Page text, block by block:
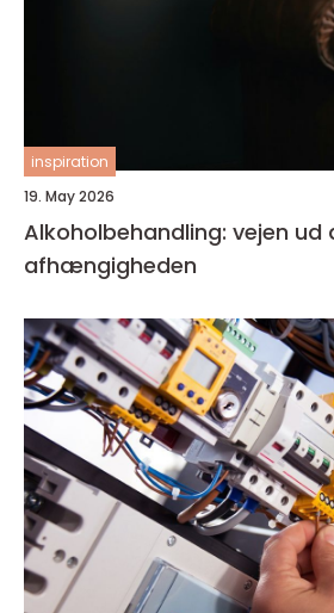
inspiration
19. May 2026
Alkoholbehandling: vejen ud
afhængigheden